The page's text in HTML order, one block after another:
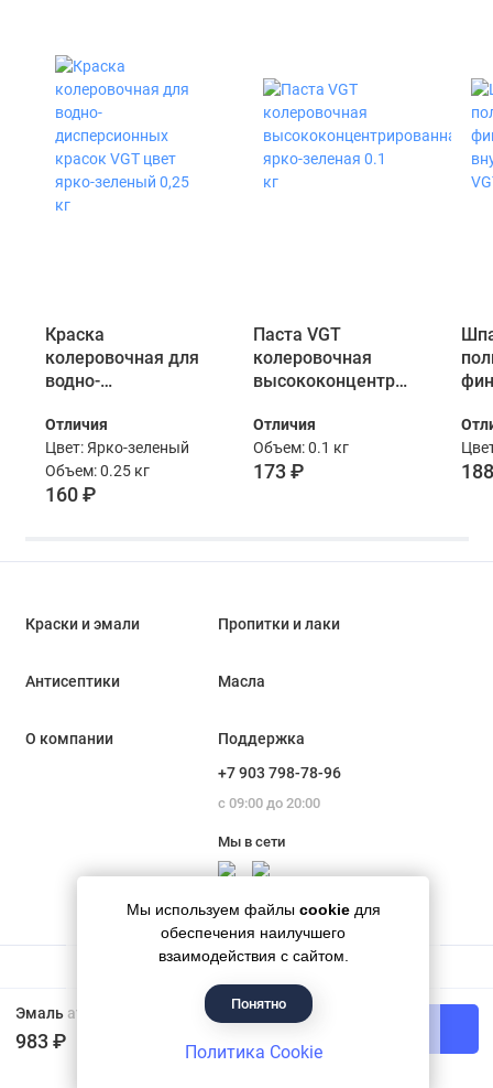
Эмаль атмосферостойкая сверхпрочная алкидная ПФ-115 Лакра цвет ярко-зеленый 2 кг
983 ₽
В корзину
Краска
колеровочная для
водно-
красок VGT цвет
ярко-зеленый 0,25
кг
Отличия
Цвет: Ярко-зеленый
Объем: 0.25 кг
160 ₽
Паста VGT
колеровочная
высококонцентрированная
кг
Отличия
Объем: 0.1 кг
173 ₽
Мы используем файлы cookie для
обеспечения наилучшего
взаимодействия с сайтом.
Понятно
Политика Cookie
Краски и эмали Пропитки и лаки
Антисептики Масла
О компании
Поддержка
+7 903 798-78-96
с 09:00 до 20:00
Мы в сети
Гипермаркет красок «Банапал», 2018 - 2026